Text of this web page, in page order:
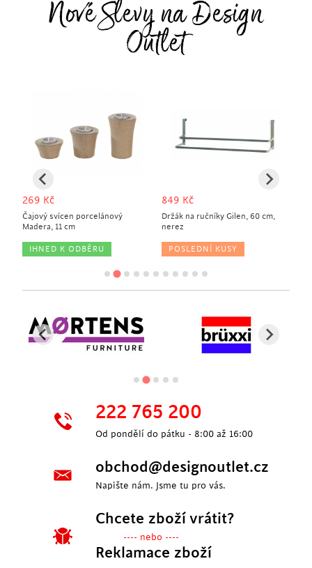
Nové Slevy na Design
Outlet
269 Kč
Čajový svícen porcelánový
Madera, 11 cm
IHNED K ODBĚRU
849 Kč
Držák na ručníky Gilen, 60 cm,
nerez
POSLEDNÍ KUSY
222 765 200
Od pondělí do pátku - 8:00 až 16:00
obchod@designoutlet.cz
Napište nám. Jsme tu pro vás.
Chcete zboží vrátit?
---- nebo ----
Reklamace zboží